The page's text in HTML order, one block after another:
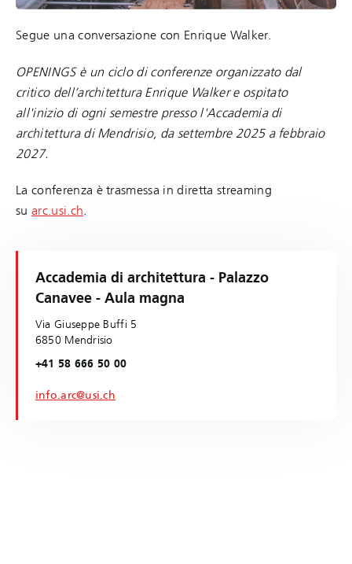
Segue una conversazione con Enrique Walker.
OPENINGS è un ciclo di conferenze organizzato dal
critico dell’architettura Enrique Walker e ospitato
all'inizio di ogni semestre presso l'Accademia di
architettura di Mendrisio, da settembre 2025 a febbraio
2027.
La conferenza è trasmessa in diretta streaming
su arc.usi.ch.
Accademia di architettura - Palazzo
Canavee - Aula magna
Via Giuseppe Buffi 5
6850 Mendrisio
+41 58 666 50 00
info.arc@usi.ch